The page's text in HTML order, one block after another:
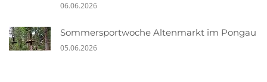
06.06.2026
Sommersportwoche Altenmarkt im Pongau
05.06.2026